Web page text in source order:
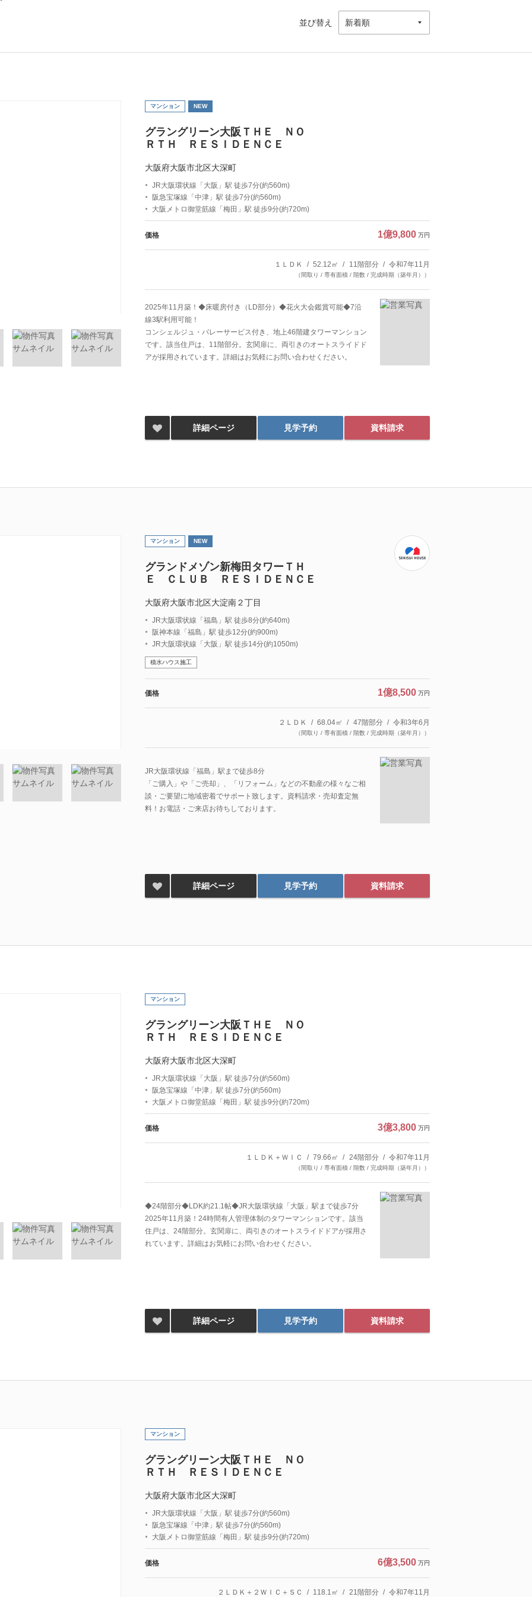
並び替え
マンション NEW
グラングリーン大阪ＴＨＥ ＮＯ
ＲＴＨ ＲＥＳＩＤＥＮＣＥ
大阪府大阪市北区大深町
JR大阪環状線「大阪」駅 徒歩7分(約560m)
阪急宝塚線「中津」駅 徒歩7分(約560m)
大阪メトロ御堂筋線「梅田」駅 徒歩9分(約720m)
価格 1億9,800 万円
１ＬＤＫ 52.12㎡ 11階部分 令和7年11月
（間取り / 専有面積 / 階数 / 完成時期（築年月））
2025年11月築！◆床暖房付き（LD部分）◆花火大会鑑賞可能◆7沿
線3駅利用可能！
コンシェルジュ・バレーサービス付き、地上46階建タワーマンション
です。該当住戸は、11階部分。玄関扉に、両引きのオートスライドド
アが採用されています。詳細はお気軽にお問い合わせください。
詳細ページ 見学予約 資料請求
マンション NEW
グランドメゾン新梅田タワーＴＨ
Ｅ ＣＬＵＢ ＲＥＳＩＤＥＮＣＥ
大阪府大阪市北区大淀南２丁目
JR大阪環状線「福島」駅 徒歩8分(約640m)
阪神本線「福島」駅 徒歩12分(約900m)
JR大阪環状線「大阪」駅 徒歩14分(約1050m)
積水ハウス施工
価格 1億8,500 万円
２ＬＤＫ 68.04㎡ 47階部分 令和3年6月
（間取り / 専有面積 / 階数 / 完成時期（築年月））
JR大阪環状線「福島」駅まで徒歩8分
「ご購入」や「ご売却」、「リフォーム」などの不動産の様々なご相
談・ご要望に地域密着でサポート致します。資料請求・売却査定無
料！お電話・ご来店お待ちしております。
詳細ページ 見学予約 資料請求
マンション
グラングリーン大阪ＴＨＥ ＮＯ
ＲＴＨ ＲＥＳＩＤＥＮＣＥ
大阪府大阪市北区大深町
JR大阪環状線「大阪」駅 徒歩7分(約560m)
阪急宝塚線「中津」駅 徒歩7分(約560m)
大阪メトロ御堂筋線「梅田」駅 徒歩9分(約720m)
価格 3億3,800 万円
１ＬＤＫ＋ＷＩＣ 79.66㎡ 24階部分 令和7年11月
（間取り / 専有面積 / 階数 / 完成時期（築年月））
◆24階部分◆LDK約21.1帖◆JR大阪環状線「大阪」駅まで徒歩7分
2025年11月築！24時間有人管理体制のタワーマンションです。該当
住戸は、24階部分。玄関扉に、両引きのオートスライドドアが採用さ
れています。詳細はお気軽にお問い合わせください。
詳細ページ 見学予約 資料請求
マンション
グラングリーン大阪ＴＨＥ ＮＯ
ＲＴＨ ＲＥＳＩＤＥＮＣＥ
大阪府大阪市北区大深町
JR大阪環状線「大阪」駅 徒歩7分(約560m)
阪急宝塚線「中津」駅 徒歩7分(約560m)
大阪メトロ御堂筋線「梅田」駅 徒歩9分(約720m)
価格 6億3,500 万円
２ＬＤＫ＋２ＷＩＣ＋ＳＣ 118.1㎡ 21階部分 令和7年11月